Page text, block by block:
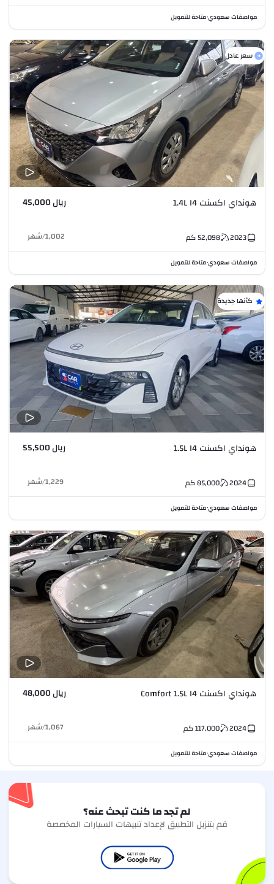
مواصفات سعودي•متاحة للتمويل
سعر عادل
هونداي اكسنت 1.4L I4 ريال 45,000
2023
52,098كم 1,002
/شهر
مواصفات سعودي•متاحة للتمويل
كأنها جديدة
هونداي اكسنت 1.5L I4 ريال 55,500
2024
85,000كم 1,229
/شهر
مواصفات سعودي•متاحة للتمويل
هونداي اكسنت Comfort 1.5L I4 ريال 48,000
2024
117,000كم 1,067
/شهر
مواصفات سعودي•متاحة للتمويل
لم تجد ما كنت تبحث عنه؟
قم بتنزيل التطبيق لإعداد تنبيهات السيارات المخصصة